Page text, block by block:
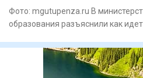
Фото: mgutupenza.ru В
образования разъяснили как идет